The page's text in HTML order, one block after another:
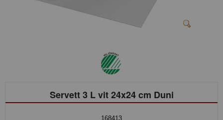
Servett 3 L vit 24x24 cm Duni
168413